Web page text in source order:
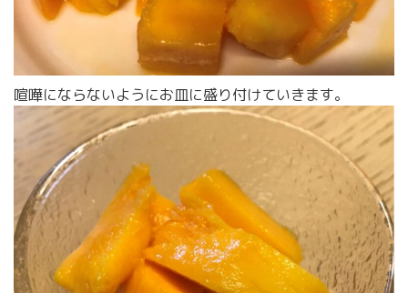
喧嘩にならないようにお皿に盛り付けていきます。